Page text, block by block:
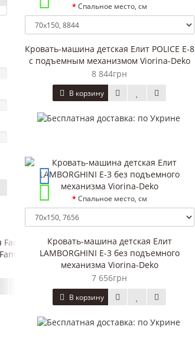
ТУМБА ТВ Family 1Дв Шх 100см
4 501грн
В корзину
Спальное место, см
Кровать-машина детская Елит POLICE E-8
с подъемным механизмом Viorina-Deko
8 844грн
В корзину
Спальное место, см
Кровать-машина детская Елит
LAMBORGHINI E-3 без подъемного
механизма Viorina-Deko
7 656грн
В корзину